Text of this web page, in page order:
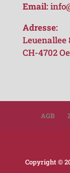
Email:
Adresse:
Leuenallee
CH-4702
AGB
Copyright ©